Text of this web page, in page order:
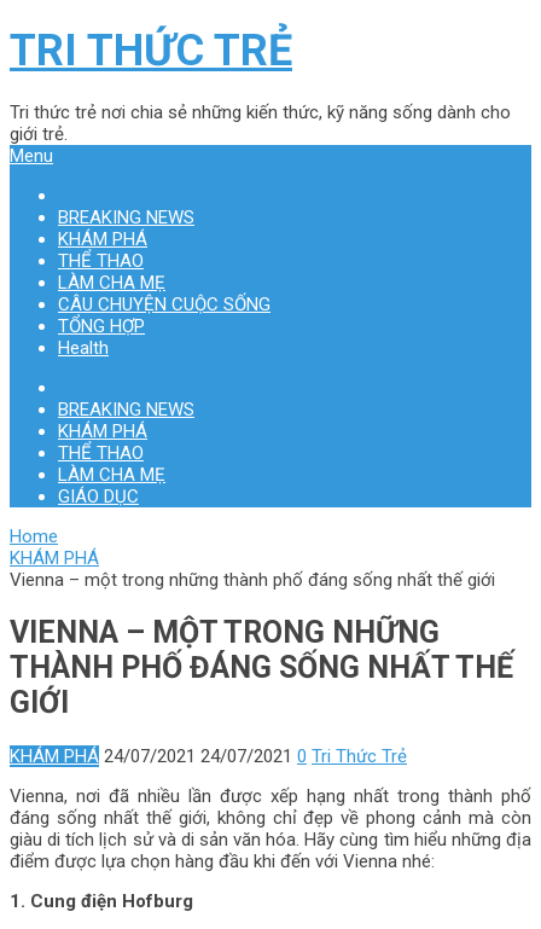
TRI THỨC TRẺ
Tri thức trẻ nơi chia sẻ những kiến thức, kỹ năng sống dành cho
giới trẻ.
Menu
BREAKING NEWS
KHÁM PHÁ
THỂ THAO
LÀM CHA MẸ
CÂU CHUYỆN CUỘC SỐNG
TỔNG HỢP
Health
BREAKING NEWS
KHÁM PHÁ
THỂ THAO
LÀM CHA MẸ
GIÁO DỤC
Home
KHÁM PHÁ
Vienna – một trong những thành phố đáng sống nhất thế giới
VIENNA – MỘT TRONG NHỮNG
THÀNH PHỐ ĐÁNG SỐNG NHẤT THẾ
GIỚI
KHÁM PHÁ 24/07/2021 24/07/2021 0 Tri Thức Trẻ
Vienna, nơi đã nhiều lần được xếp hạng nhất trong thành phố
đáng sống nhất thế giới, không chỉ đẹp về phong cảnh mà còn
giàu di tích lịch sử và di sản văn hóa. Hãy cùng tìm hiểu những địa
điểm được lựa chọn hàng đầu khi đến với Vienna nhé:
1. Cung điện Hofburg